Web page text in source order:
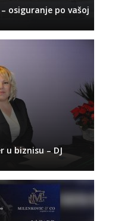
– osiguranje po vašoj
u biznisu – DJ